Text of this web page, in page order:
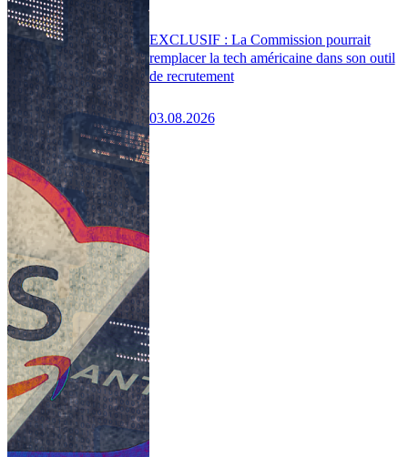
EXCLUSIF : La Commission pourrait
remplacer la tech américaine dans son outil
de recrutement
03.08.2026